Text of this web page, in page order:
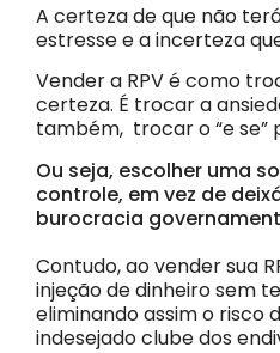
A certeza de que não
estresse e a incerteza
Vender a RPV é como
certeza. É trocar a
também, trocar o “e se”
Ou seja, escolher uma
controle, em vez de
burocracia
Contudo, ao vender sua
injeção de dinheiro sem
eliminando assim o risco
indesejado clube dos